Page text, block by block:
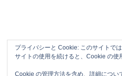
伊賀市の整体＆フット
プライバシーと Cookie: このサイトで
サイトの使用を続けると、Cookie の使
Cookie の管理方法を含め、詳細につい